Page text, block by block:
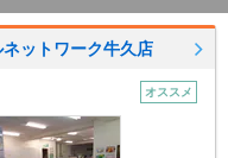
ットワーク牛久店
オススメ